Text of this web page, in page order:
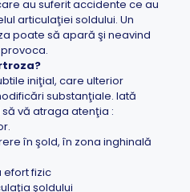
au suferit accidente ce au
articulaţiei soldului. Un
poate să apară şi neavind
iniţial, care ulterior
substanţiale. Iată
vă atraga atenţia :
în şold, în zona inghinală
efort fizic
şoldului